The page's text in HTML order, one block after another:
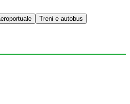
Treni e autobus